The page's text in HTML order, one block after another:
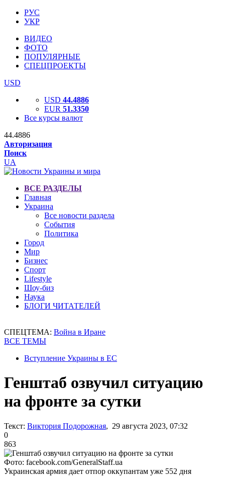
РУС
УКР
ВИДЕО
ФОТО
ПОПУЛЯРНЫЕ
СПЕЦПРОЕКТЫ
USD
USD 44.4886
EUR 51.3350
Все курсы валют
44.4886
Авторизация
Поиск
UA
ВСЕ РАЗДЕЛЫ
Главная
Украина
Все новости раздела
События
Политика
Город
Мир
Бизнес
Спорт
Lifestyle
Шоу-биз
Наука
БЛОГИ ЧИТАТЕЛЕЙ
СПЕЦТЕМА: Война в Иране
ВСЕ ТЕМЫ
Вступление Украины в ЕС
Генштаб озвучил ситуацию
на фронте за сутки
Текст: Виктория Подорожная, 29 августа 2023, 07:32
0
863
Фото: facebook.com/GeneralStaff.ua
Украинская армия дает отпор оккупантам уже 552 дня